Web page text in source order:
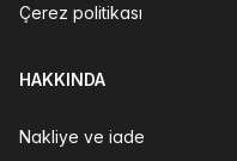
Çerez politikası
HAKKINDA
Nakliye ve iade